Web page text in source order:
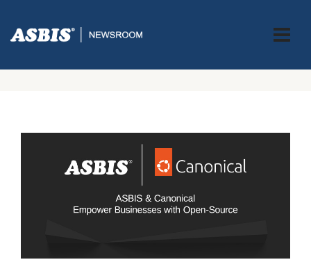
ASBIS GREECE>ASBIS NEWS
> Η ASBIS
ΞΕΚΙΝΆ ΣΥΝΕΡΓΑΣΊΑ ΜΕ ΤΗΝ CANONICAL – ΗΓΈΤΗ ΣΤΗΝ ΑΓΟΡΆ